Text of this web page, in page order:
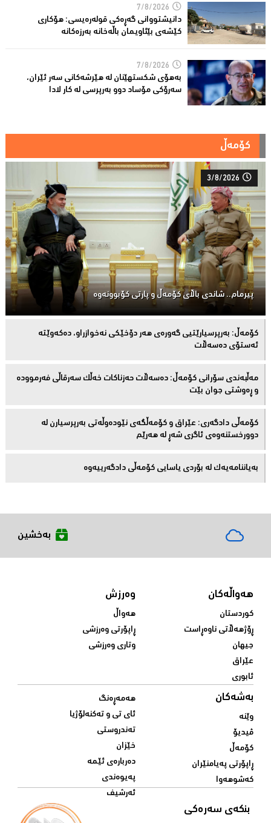
7/8/2026
دانیشتووانى گەڕەكی قولەرەیسی: هۆکارى
کێشەى بێئاویمان باڵەخانە بەرزەكانە
7/8/2026
بەهۆى شکستهێنان لە هێرشەکانى سەر ئێران،
سەرۆكی مۆساد دوو بەرپرسی لە كار لادا
کۆمەڵ
3/8/2026
پیرمام.. شاندی باڵای كۆمه‌ڵ و پارتی كۆبوونه‌وه‌
كۆمەڵ: بەرپرسیارێتیی گەورەی هەر دۆخێکی نەخوازراو، دەكەوێتە
ئەستۆی دەسەڵات
مەڵبەندى سۆرانى کۆمەڵ: دەسەڵات حەزناکات خەڵک سەرقاڵى فەرموودە
و ڕەوشتى جوان بێت
کۆمەڵى دادگەرى: عێراق و كۆمەڵگەی نێودەوڵەتی بەرپرسیارن لە
دوورخستنەوەى ئاگری شەڕ لە هەرێم
بەیاننامەیەک لە بۆردی یاسایی کۆمەڵی دادگەرییەوە
بەخشین
هەواڵەکان
کوردستان
ڕۆژهەڵاتی ناوەڕاست
جیهان
عێراق
ئابوری
وەرزش
هەواڵ
ڕاپۆرتی وەرزشی
وتاری وەرزشی
بەشەکان
وێنە
ڤیدیۆ
کۆمەڵ
ڕاپۆرتی پەیامنێران
کەشوهەوا
هەمەڕەنگ
ئای تی و تەکنەلۆژیا
تەندروستی
خێزان
دەربارەی ئێمە
پەیوەندی
ئەرشیف
بنکەی سەرەکی